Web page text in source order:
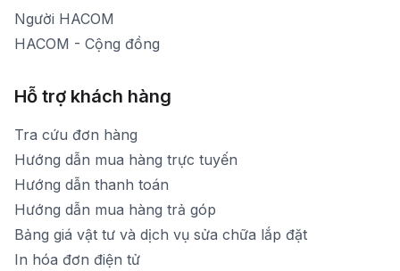
Người HACOM
HACOM - Cộng đồng
Hỗ trợ khách hàng
Tra cứu đơn hàng
Hướng dẫn mua hàng trực tuyến
Hướng dẫn thanh toán
Hướng dẫn mua hàng trả góp
Bảng giá vật tư và dịch vụ sửa chữa lắp đặt
In hóa đơn điện tử